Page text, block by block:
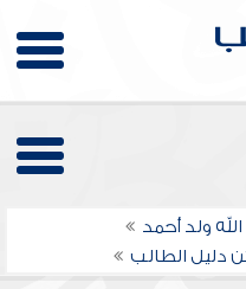
ولد أحمد
دليل الطالب